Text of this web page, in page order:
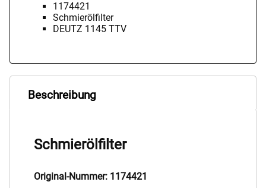
1174421
Schmierölfilter
DEUTZ 1145 TTV
Beschreibung
Schmierölfilter
Original-Nummer: 1174421